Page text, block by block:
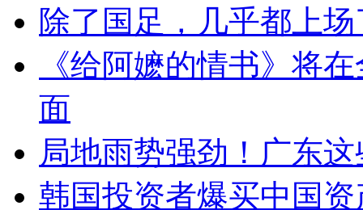
除了国足，几乎都上场
《给阿嬷的情书》将
面
局地雨势强劲！广东
韩国投资者爆买中国